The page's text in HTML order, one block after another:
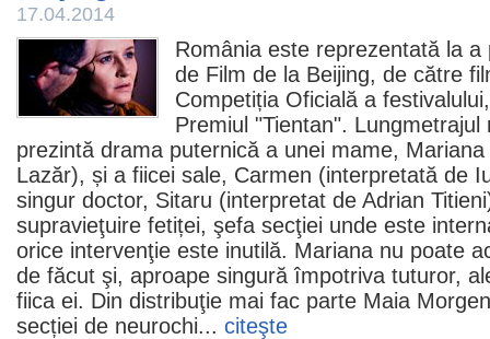
17.04.2014
România este reprezentată la
de Film de la Beijing, de către
Competiția Oficială a
Premiul "Tientan".
prezintă drama puternică a unei mame,
Lazăr), și a fiicei sale, Carmen (interpretată de
singur doctor, Sitaru (interpretat de Adrian Titieni
supravieţuire fetiței, şefa secţiei unde este
orice intervenţie este inutilă. Mariana nu poate
de făcut şi, aproape singură împotriva tuturor,
fiica ei. Din distribuţie mai fac parte Maia
secției de neurochi... citeşte